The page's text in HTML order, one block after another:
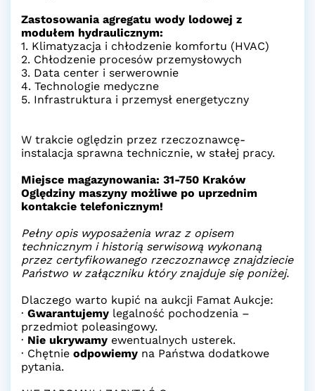
Zastosowania agregatu wody lodowej z
modułem hydraulicznym:
1. Klimatyzacja i chłodzenie komfortu (HVAC)
2. Chłodzenie procesów przemysłowych
3. Data center i serwerownie
4. Technologie medyczne
5. Infrastruktura i przemysł energetyczny
W trakcie oględzin przez rzeczoznawcę-
instalacja sprawna technicznie, w stałej pracy.
Miejsce magazynowania: 31-750 Kraków
Oględziny maszyny możliwe po uprzednim
kontakcie telefonicznym!
Pełny opis wyposażenia wraz z opisem
technicznym i historią serwisową wykonaną
przez certyfikowanego rzeczoznawcę znajdziecie
Państwo w załączniku który znajduje się poniżej.
Dlaczego warto kupić na aukcji Famat Aukcje:
· Gwarantujemy legalność pochodzenia –
przedmiot poleasingowy.
· Nie ukrywamy ewentualnych usterek.
· Chętnie odpowiemy na Państwa dodatkowe
pytania.